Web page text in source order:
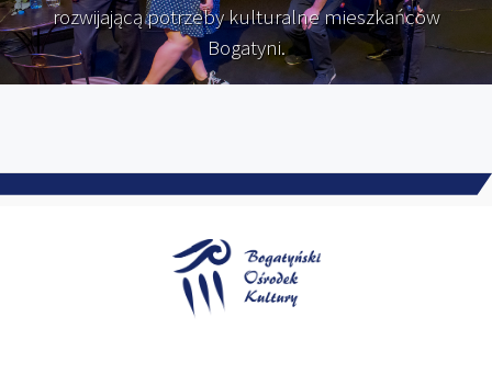
rozwijającą potrzeby kulturalne mieszkańców
Bogatyni.